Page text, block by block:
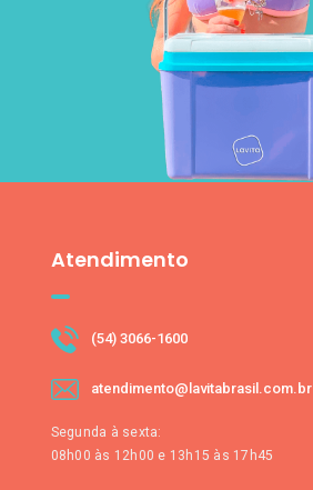
Atendimento
(54) 3066-1600
atendimento@lavitabrasil.com.br
Segunda à sexta:
08h00 às 12h00 e 13h15 às 17h45